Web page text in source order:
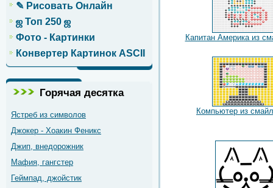
✎ Рисовать Онлайн
ஜ Топ 250 ஜ
Фото - Картинки
Конвертер Картинок ASCII
Горячая десятка
Ястреб из символов
Джокер - Хоакин Феникс
Джип, внедорожник
Мафия, гангстер
Геймпад, джойстик
Капитан Америка из
Компьютер из